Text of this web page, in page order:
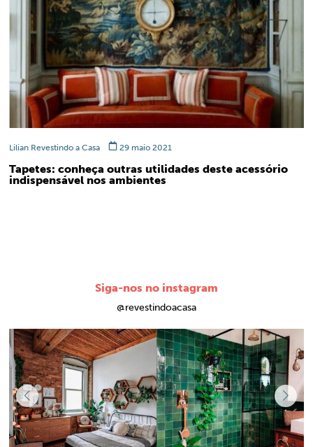
Lilian Revestindo a Casa 29 maio 2021
Tapetes: conheça outras utilidades deste acessório
indispensável nos ambientes
Siga-nos no instagram
@revestindoacasa